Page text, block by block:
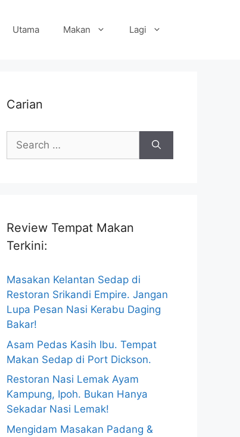
Utama Makan Lagi
Carian
Search
for:
Review Tempat Makan
Terkini:
Masakan Kelantan Sedap di
Restoran Srikandi Empire. Jangan
Lupa Pesan Nasi Kerabu Daging
Bakar!
Asam Pedas Kasih Ibu. Tempat
Makan Sedap di Port Dickson.
Restoran Nasi Lemak Ayam
Kampung, Ipoh. Bukan Hanya
Sekadar Nasi Lemak!
Mengidam Masakan Padang &